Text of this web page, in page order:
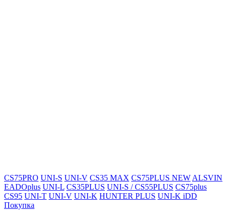
CS75PRO UNI-S UNI-V CS35 MAX CS75PLUS NEW ALSVIN
EADOplus UNI-L CS35PLUS UNI-S / CS55PLUS CS75plus
CS95 UNI-T UNI-V UNI-K HUNTER PLUS UNI-K iDD
Покупка